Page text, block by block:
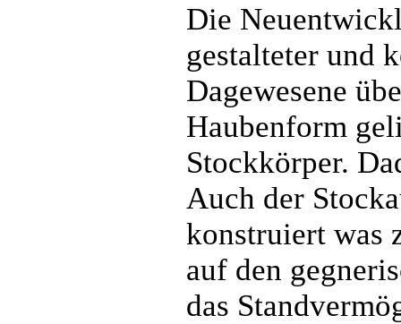
Die
gestalteter und
Dagewesene
Haubenform
Stockkörper.
Auch der
konstruiert was
auf den
das